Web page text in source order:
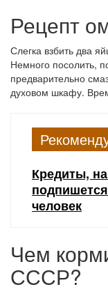
Рецепт
Слегка взбить два
Немного посолить,
предварительно
духовом шкафу.
Кредиты,
человек
Чем
СССР?